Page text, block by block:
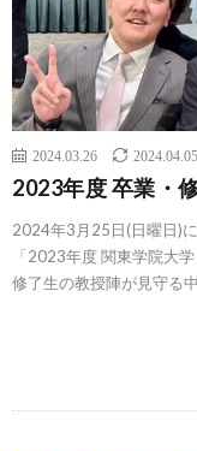
2024.03.26 2024.04.05
2023年度 卒業・
2024年3月25日(日曜日)
「2023年度 関東学院大
修了生の教授陣が見守る